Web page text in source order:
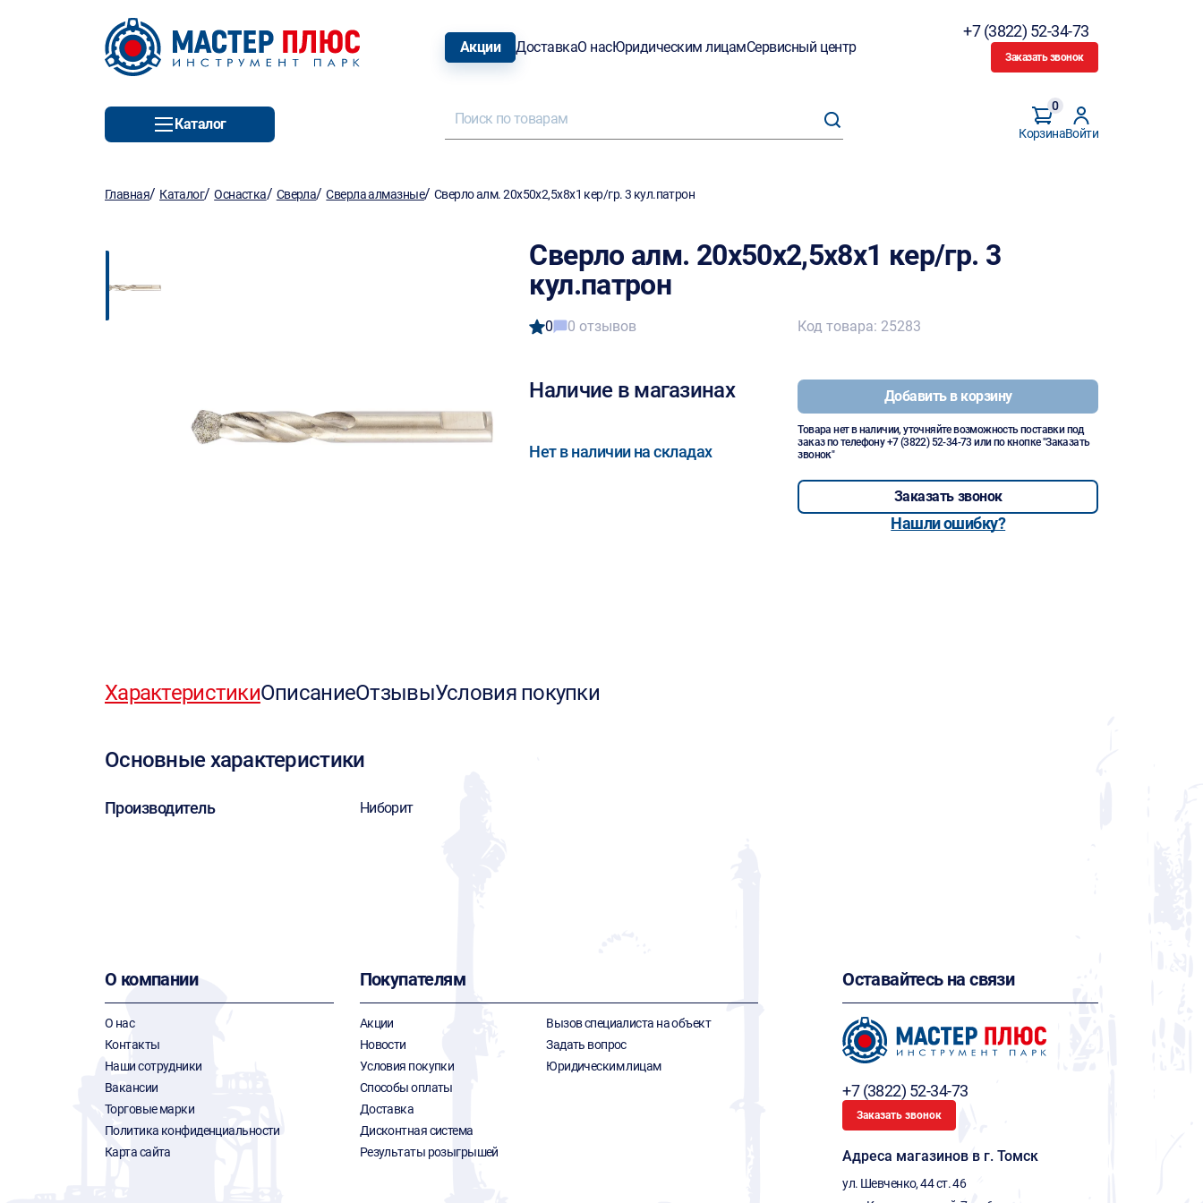
Акции ДоставкаО насЮридическим лицамСервисный центр
+7 (3822) 52-34-73
Заказать звонок
Каталог
Корзина
0
Войти
Главная/ Каталог/Оснастка/ Сверла/Сверла алмазные/ Сверло алм. 20х50х2,5х8х1 кер/гр. 3 кул.патрон
Сверло алм. 20х50х2,5х8х1 кер/гр. 3
кул.патрон
0 0 отзывов
Наличие в магазинах
Нет в наличии на складах
Код товара: 25283
Добавить в корзину
Товара нет в наличии, уточняйте возможность поставки под
заказ по телефону+7 (3822) 52-34-73 или по кнопке "Заказать
звонок"
Заказать звонок
Нашли ошибку?
ХарактеристикиОписаниеОтзывыУсловия покупки
Основные характеристики
Производитель Ниборит
О компании
О нас
Контакты
Наши сотрудники
Вакансии
Торговые марки
Политика конфиденциальности
Карта сайта
Покупателям
Акции
Новости
Условия покупки
Способы оплаты
Доставка
Дисконтная система
Результаты розыгрышей
Вызов специалиста на объект
Задать вопрос
Юридическим лицам
Оставайтесь на связи
+7 (3822) 52-34-73
Заказать звонок
Адреса магазинов в г. Томск
ул. Шевченко, 44 ст. 46